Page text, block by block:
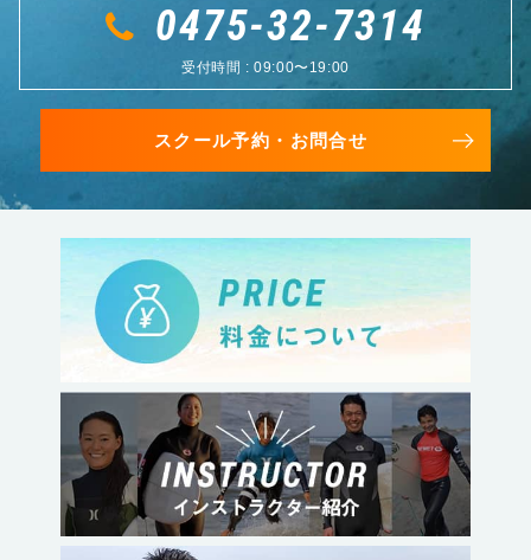
0475-32-7314
受付時間 : 09:00〜19:00
スクール予約・お問合せ